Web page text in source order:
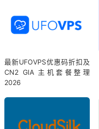
最新UFOVPS优惠码折扣及
CN2 GIA 主机套餐整理
2026